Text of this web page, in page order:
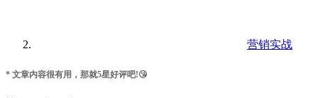
营销实战
* 文章内容很有用，那就5星好评吧!😘